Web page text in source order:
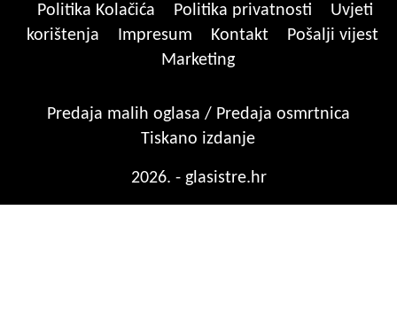
Politika Kolačića Politika privatnosti
Uvjeti
korištenja
Impresum Kontakt
Pošalji vijest
Marketing
Predaja malih oglasa / Predaja osmrtnica
Tiskano izdanje
2026. - glasistre.hr